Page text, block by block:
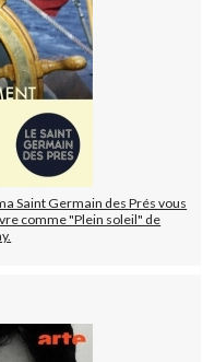
Saint Germain des Prés vous
comme "Plein soleil" de